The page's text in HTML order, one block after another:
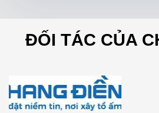
ĐỐI TÁC CỦA